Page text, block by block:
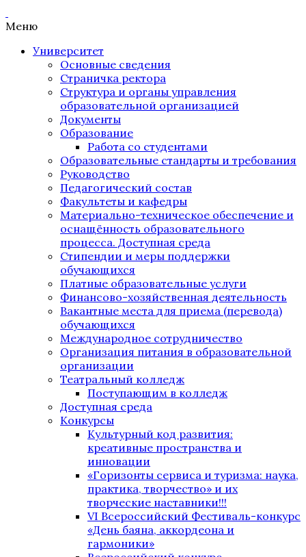
Меню
Университет
Основные сведения
Страничка ректора
Структура и органы управления
образовательной организацией
Документы
Образование
Работа со студентами
Образовательные стандарты и требования
Руководство
Педагогический состав
Факультеты и кафедры
Материально-техническое обеспечение и
оснащённость образовательного
процесса. Доступная среда
Стипендии и меры поддержки
обучающихся
Платные образовательные услуги
Финансово-хозяйственная деятельность
Вакантные места для приема (перевода)
обучающихся
Международное сотрудничество
Организация питания в образовательной
организации
Театральный колледж
Поступающим в колледж
Доступная среда
Конкурсы
Культурный код развития:
креативные пространства и
инновации
«Горизонты сервиса и туризма: наука,
практика, творчество» и их
творческие наставники!!!
VI Всероссийский Фестиваль-конкурс
«День баяна, аккордеона и
гармоники»